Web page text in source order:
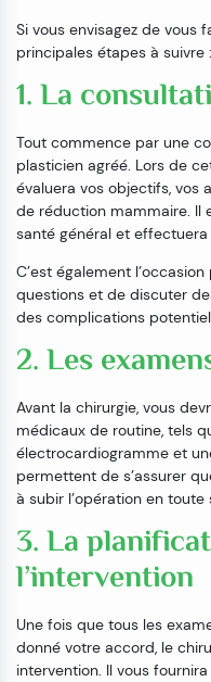
Si vous envisagez de vous
principales étapes à suivre :
1. La
Tout commence par une
plasticien agréé. Lors de
évaluera vos objectifs, vos
de réduction mammaire. Il
santé général et
C’est également
questions et de discuter
des complications
2. Les
Avant la chirurgie, vous
médicaux de routine, tels
électrocardiogramme et
permettent de s’assurer
à subir l’opération en toute
3. La
l’intervention
Une fois que tous les
donné votre accord, le
intervention. Il vous